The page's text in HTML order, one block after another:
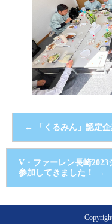
← 「くるみん」認定
V・ファーレン長崎
参加してきました！
→